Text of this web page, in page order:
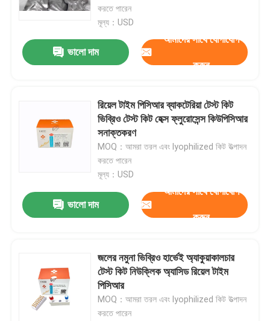
বাড়ি
ভিডিও
আমাদের সম্পর্কে
মান নিয়ন্ত্রণ
যোগাযোগ করুন
করতে পারেন
মূল্য：USD
ভালো দাম
আমাদের সাথে যোগাযোগ
করুন
রিয়েল টাইম পিসিআর ব্যাকটেরিয়া টেস্ট কিট
ভিব্রিও টেস্ট কিট হেক্স ফ্লুরোসেন্স কিউপিসিআর
সনাক্তকরণ
MOQ：আমরা তরল এবং lyophilized কিট উত্পাদন
করতে পারেন
মূল্য：USD
ভালো দাম
আমাদের সাথে যোগাযোগ
করুন
জলের নমুনা ভিব্রিও হার্ভেই অ্যাকুয়াকালচার
টেস্ট কিট নিউক্লিক অ্যাসিড রিয়েল টাইম
পিসিআর
MOQ：আমরা তরল এবং lyophilized কিট উত্পাদন
করতে পারেন